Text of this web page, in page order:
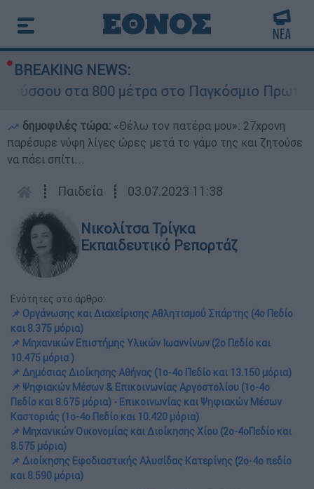
BREAKING NEWS:
στα 800 μέτρα στο Παγκόσμιο Πρωτάθλημα
δημοφιλές τώρα: «Θέλω τον πατέρα μου»: 27χρονη
παρέσυρε νύφη λίγες ώρες μετά το γάμο της και ζητούσε
να πάει σπίτι...
┋ Παιδεία ┋ 03.07.2023 11:38
Νικολίτσα Τρίγκα
Εκπαιδευτικό Ρεπορτάζ
Ενότητες στο άρθρο:
📌 Οργάνωσης και Διαχείρισης Αθλητισμού Σπάρτης (4ο Πεδίο
και 8.375 μόρια)
📌 Μηχανικών Επιστήμης Υλικών Ιωαννίνων (2ο Πεδίο και
10.475 μόρια )
📌 Δημόσιας Διοίκησης Αθήνας (1ο-4ο Πεδίο και 13.150 μόρια)
📌 Ψηφιακών Μέσων & Επικοινωνίας Αργοστολίου (1ο-4ο
Πεδίο και 8.675 μόρια) - Επικοινωνίας και Ψηφιακών Μέσων
Καστοριάς (1ο-4ο Πεδίο και 10.420 μόρια)
📌 Μηχανικών Οικονομίας και Διοίκησης Χίου (2ο-4οΠεδίο και
8.575 μόρια)
📌 Διοίκησης Εφοδιαστικής Αλυσίδας Κατερίνης (2ο-4ο πεδίο
και 8.590 μόρια)